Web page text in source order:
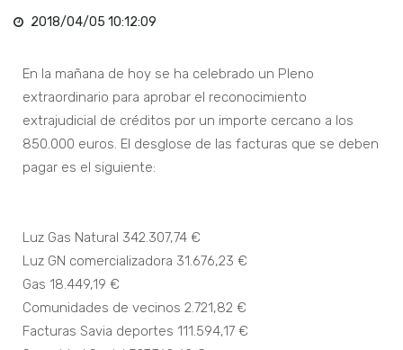
2018/04/05 10:12:09
En la mañana de hoy se ha celebrado un Pleno
extraordinario para aprobar el reconocimiento
extrajudicial de créditos por un importe cercano a los
850.000 euros. El desglose de las facturas que se deben
pagar es el siguiente:
Luz Gas Natural 342.307,74 €
Luz GN comercializadora 31.676,23 €
Gas 18.449,19 €
Comunidades de vecinos 2.721,82 €
Facturas Savia deportes 111.594,17 €